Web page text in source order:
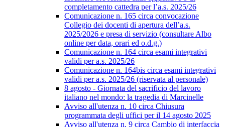
completamento cattedra per l’a.s. 2025/26
Comunicazione n. 165 circa convocazione
Collegio dei docenti di apertura dell’a.s.
2025/2026 e presa di servizio (consultare Albo
online per data, orari ed o.d.g.)
Comunicazione n. 164 circa esami integrativi
validi per a.s. 2025/26
Comunicazione n. 164bis circa esami integrativi
validi per a.s. 2025/26 (riservata al personale)
8 agosto - Giornata del sacrificio del lavoro
italiano nel mondo: la tragedia di Marcinelle
Avviso all'utenza n. 10 circa Chiusura
programmata degli uffici per il 14 agosto 2025
Avviso all'utenza n. 9 circa Cambio di interfaccia